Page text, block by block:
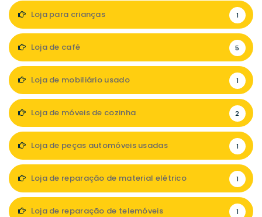
Loja para crianças 1
Loja de café 5
Loja de mobiliário usado 1
Loja de móveis de cozinha 2
Loja de peças automóveis usadas 1
Loja de reparação de material elétrico 1
Loja de reparação de telemóveis 1